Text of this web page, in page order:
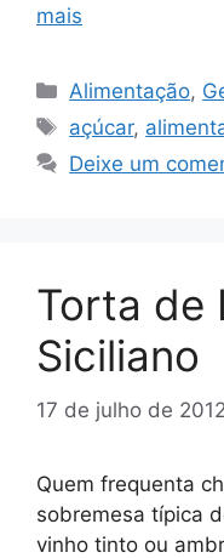
mais
Categorias
Alimentação,
Tags
açúcar,
Deixe um
Torta de
Siciliano
17 de julho de 2012
Quem frequenta
sobremesa típica
vinho tinto ou